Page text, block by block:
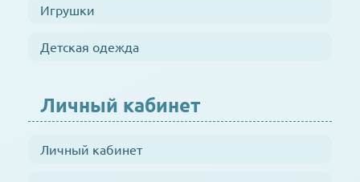
Игрушки
Детская одежда
Личный кабинет
Личный кабинет